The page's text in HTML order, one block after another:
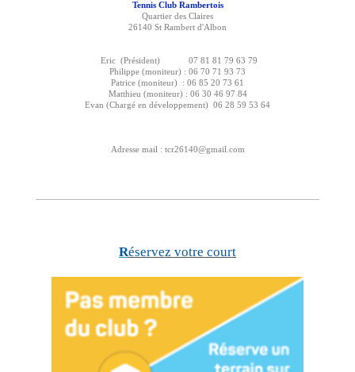
Tennis Club Rambertois
Quartier des Claires
26140 St Rambert d'Albon
Eric (Président) 07 81 81 79 63 79
Philippe (moniteur) : 06 70 71 93 73
Patrice (moniteur) : 06 85 20 73 61
Matthieu (moniteur) : 06 30 46 97 84
Evan (Chargé en développement) 06 28 59 53 64
Adresse mail : tcr26140@gmail.com
Réservez votre court